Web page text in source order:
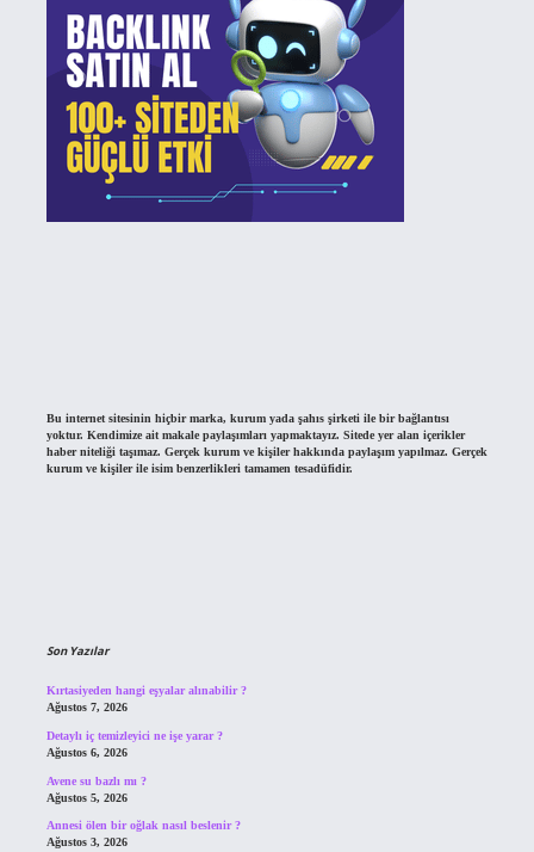
Bu internet sitesinin hiçbir marka, kurum yada şahıs şirketi ile bir bağlantısı
yoktur. Kendimize ait makale paylaşımları yapmaktayız. Sitede yer alan içerikler
haber niteliği taşımaz. Gerçek kurum ve kişiler hakkında paylaşım yapılmaz. Gerçek
kurum ve kişiler ile isim benzerlikleri tamamen tesadüfidir.
Son Yazılar
Kırtasiyeden hangi eşyalar alınabilir ?
Ağustos 7, 2026
Detaylı iç temizleyici ne işe yarar ?
Ağustos 6, 2026
Avene su bazlı mı ?
Ağustos 5, 2026
Annesi ölen bir oğlak nasıl beslenir ?
Ağustos 3, 2026